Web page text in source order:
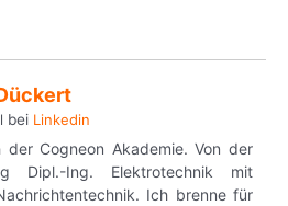
bei Linkedin
der Cogneon Akademie. Von der
Dipl.-Ing. Elektrotechnik mit
Ich brenne für